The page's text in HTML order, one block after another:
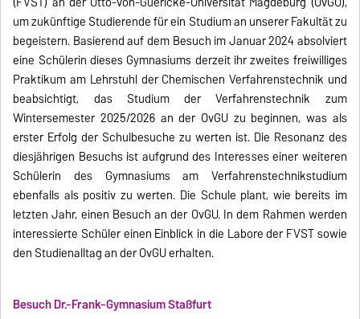
um zukünftige Studierende für ein Studium an unserer Fakultät zu
begeistern. Basierend auf dem Besuch im Januar 2024 absolviert
eine Schülerin dieses Gymnasiums derzeit ihr zweites freiwilliges
Praktikum am Lehrstuhl der Chemischen Verfahrenstechnik und
beabsichtigt, das Studium der Verfahrenstechnik zum
Wintersemester 2025/2026 an der OvGU zu beginnen, was als
erster Erfolg der Schulbesuche zu werten ist. Die Resonanz des
diesjährigen Besuchs ist aufgrund des Interesses einer weiteren
Schülerin des Gymnasiums am Verfahrenstechnikstudium
ebenfalls als positiv zu werten. Die Schule plant, wie bereits im
letzten Jahr, einen Besuch an der OvGU. In dem Rahmen werden
interessierte Schüler einen Einblick in die Labore der FVST sowie
den Studienalltag an der OvGU erhalten.
Besuch Dr.-Frank-Gymnasium Staßfurt